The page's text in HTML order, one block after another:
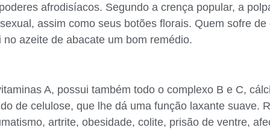
afrodisíacos. Segundo a crença popular, a
assim como seus botões florais. Quem sofre
azeite de abacate um bom remédio.
A, possui também todo o complexo B e C,
de celulose, que lhe dá uma função laxante suave.
artrite, obesidade, colite, prisão de ventre,